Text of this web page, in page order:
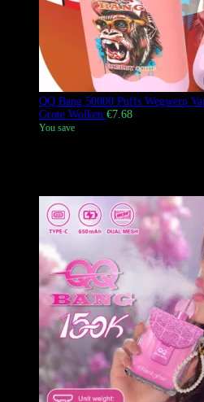
QQ Bang 50000 Puffs Wegwerp
Grote Wolken €7.68
You save